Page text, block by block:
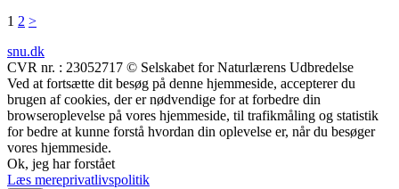
1 2 >
snu.dk
CVR nr. : 23052717 © Selskabet for Naturlærens Udbredelse
Ved at fortsætte dit besøg på denne hjemmeside, accepterer du
brugen af cookies, der er nødvendige for at forbedre din
browseroplevelse på vores hjemmeside, til trafikmåling og statistik
for bedre at kunne forstå hvordan din oplevelse er, når du besøger
vores hjemmeside.
Ok, jeg har forstået
Læs mereprivatlivspolitik